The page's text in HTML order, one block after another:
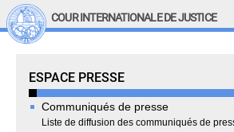
Aller au
COUR INTERNATIONALE DE JUSTICE
Press Room
ESPACE PRESSE
Communiqués de presse
Liste de diffusion des communiqués de
Top Menu
Recherche sur le site
English